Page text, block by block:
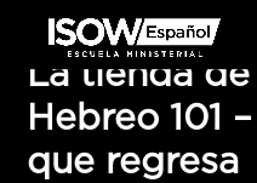
La tienda
Hebreo 101
que regresa